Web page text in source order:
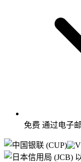
免费 通过电子